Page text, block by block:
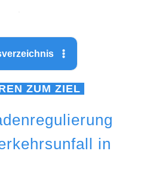
ZUM ZIEL
in